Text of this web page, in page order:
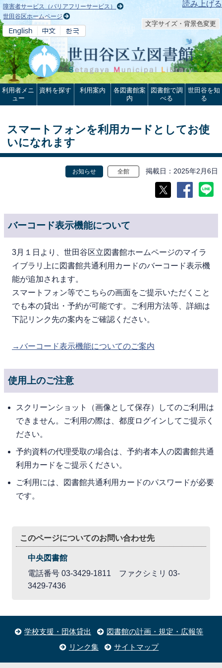
本文へ 読み上げる
障害者サービス（バリアフリーサービス）
世田谷区ホームページ
文字サイズ・背景色変更
利用者メニ
ュー
資料を探す 利用案内
各図書館案
内
図書館で調
べる
世田谷を知
る
スマートフォンを利用カードとしてお使
いになれます
お知らせ 全館 掲載日 2025年2月6日
バーコード表示機能について
3月１日より、世田谷区立図書館ホームページのマイラ
イブラリ上に図書館共通利用カードのバーコード表示機
能が追加されます。
スマートフォン等でこちらの画面をご提示いただくこと
でも本の貸出・予約が可能です。ご利用方法等、詳細は
下記リンク先の案内をご確認ください。
→バーコード表示機能についてのご案内
使用上のご注意
スクリーンショット（画像として保存）してのご利用は
できません。ご利用の際は、都度ログインしてご提示く
ださい。
予約資料の代理受取の場合は、予約者本人の図書館共通
利用カードをご提示ください。
ご利用には、図書館共通利用カードのパスワードが必要
です。
このページについてのお問い合わせ先
中央図書館
電話番号 03-3429-1811 ファクシミリ 03-
3429-7436
学校支援・団体貸出
図書館の計画・規定・広報等
リンク集
サイトマップ